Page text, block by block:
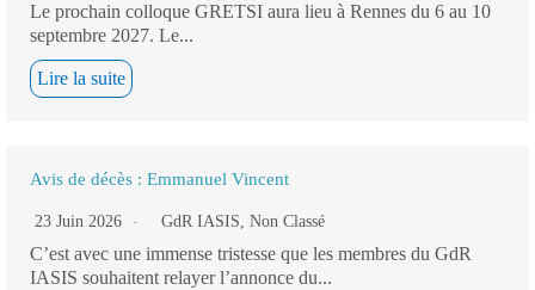
Le prochain colloque GRETSI aura lieu à Rennes du 6 au 10
septembre 2027. Le...
Lire la suite
Avis de décès : Emmanuel Vincent
23 Juin 2026 GdR IASIS, Non Classé
C’est avec une immense tristesse que les membres du GdR
IASIS souhaitent relayer l’annonce du...